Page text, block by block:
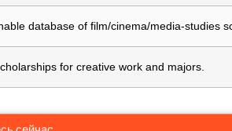
database of film/cinema/media-studies
for creative work and majors.